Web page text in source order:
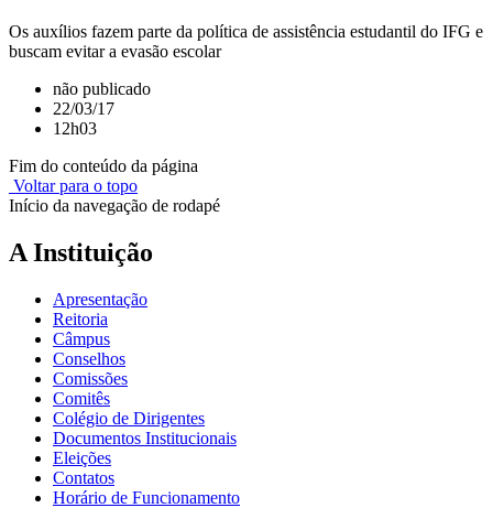
Os auxílios fazem parte da política de assistência estudantil do IFG e
buscam evitar a evasão escolar
não publicado
22/03/17
12h03
Fim do conteúdo da página
Voltar para o topo
Início da navegação de rodapé
A Instituição
Apresentação
Reitoria
Câmpus
Conselhos
Comissões
Comitês
Colégio de Dirigentes
Documentos Institucionais
Eleições
Contatos
Horário de Funcionamento